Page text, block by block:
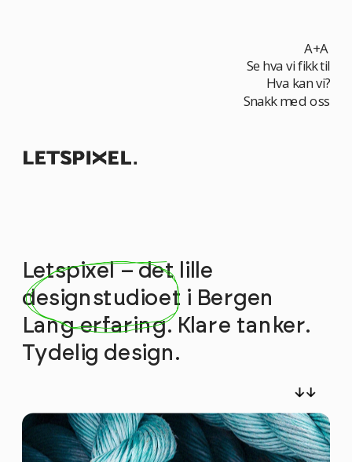
Letspixel – det lille
designstudioet i Bergen
Lang erfaring. Klare tanker.
Tydelig design.
A+A
Se hva vi fikk til
Hva kan vi?
Snakk med oss